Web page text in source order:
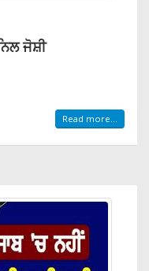
ਜੋਸ਼ੀ
Read more...